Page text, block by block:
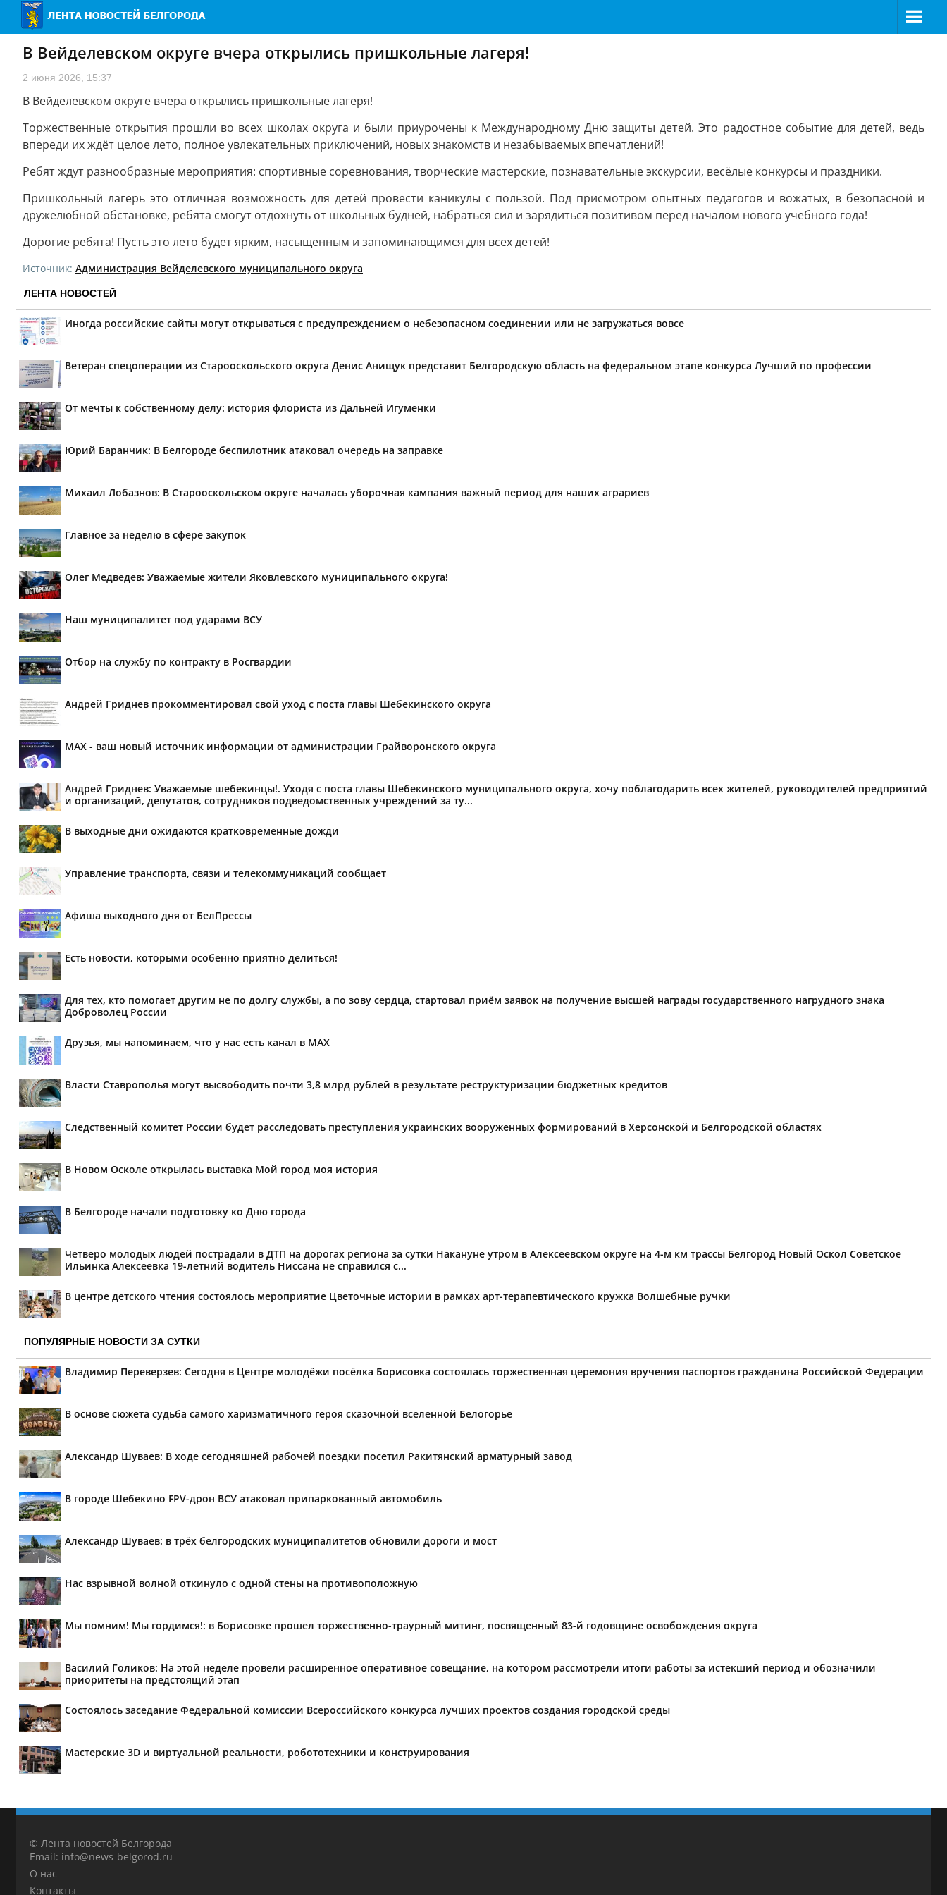
В Вейделевском округе вчера открылись пришкольные лагеря!
2 июня 2026, 15:37
В Вейделевском округе вчера открылись пришкольные лагеря!
Торжественные открытия прошли во всех школах округа и были приурочены к Международному Дню защиты детей. Это радостное событие для детей, ведь
впереди их ждёт целое лето, полное увлекательных приключений, новых знакомств и незабываемых впечатлений!
Ребят ждут разнообразные мероприятия: спортивные соревнования, творческие мастерские, познавательные экскурсии, весёлые конкурсы и праздники.
Пришкольный лагерь это отличная возможность для детей провести каникулы с пользой. Под присмотром опытных педагогов и вожатых, в безопасной и
дружелюбной обстановке, ребята смогут отдохнуть от школьных будней, набраться сил и зарядиться позитивом перед началом нового учебного года!
Дорогие ребята! Пусть это лето будет ярким, насыщенным и запоминающимся для всех детей!
Источник: Администрация Вейделевского муниципального округа
ЛЕНТА НОВОСТЕЙ
Иногда российские сайты могут открываться с предупреждением о небезопасном соединении или не загружаться вовсе
Ветеран спецоперации из Старооскольского округа Денис Анищук представит Белгородскую область на федеральном этапе конкурса Лучший по профессии
От мечты к собственному делу: история флориста из Дальней Игуменки
Юрий Баранчик: В Белгороде беспилотник атаковал очередь на заправке
Михаил Лобазнов: В Старооскольском округе началась уборочная кампания важный период для наших аграриев
Главное за неделю в сфере закупок
Олег Медведев: Уважаемые жители Яковлевского муниципального округа!
Наш муниципалитет под ударами ВСУ
Отбор на службу по контракту в Росгвардии
Андрей Гриднев прокомментировал свой уход с поста главы Шебекинского округа
MAX - ваш новый источник информации от администрации Грайворонского округа
Андрей Гриднев: Уважаемые шебекинцы!. Уходя с поста главы Шебекинского муниципального округа, хочу поблагодарить всех жителей, руководителей предприятий
и организаций, депутатов, сотрудников подведомственных учреждений за ту...
В выходные дни ожидаются кратковременные дожди
Управление транспорта, связи и телекоммуникаций сообщает
Афиша выходного дня от БелПрессы
Есть новости, которыми особенно приятно делиться!
Для тех, кто помогает другим не по долгу службы, а по зову сердца, стартовал приём заявок на получение высшей награды государственного нагрудного знака
Доброволец России
Друзья, мы напоминаем, что у нас есть канал в МАХ
Власти Ставрополья могут высвободить почти 3,8 млрд рублей в результате реструктуризации бюджетных кредитов
Следственный комитет России будет расследовать преступления украинских вооруженных формирований в Херсонской и Белгородской областях
В Новом Осколе открылась выставка Мой город моя история
В Белгороде начали подготовку ко Дню города
Четверо молодых людей пострадали в ДТП на дорогах региона за сутки Накануне утром в Алексеевском округе на 4-м км трассы Белгород Новый Оскол Советское
Ильинка Алексеевка 19-летний водитель Ниссана не справился с...
В центре детского чтения состоялось мероприятие Цветочные истории в рамках арт-терапевтического кружка Волшебные ручки
ПОПУЛЯРНЫЕ НОВОСТИ ЗА СУТКИ
Владимир Переверзев: Сегодня в Центре молодёжи посёлка Борисовка состоялась торжественная церемония вручения паспортов гражданина Российской Федерации
В основе сюжета судьба самого харизматичного героя сказочной вселенной Белогорье
Александр Шуваев: В ходе сегодняшней рабочей поездки посетил Ракитянский арматурный завод
В городе Шебекино FPV-дрон ВСУ атаковал припаркованный автомобиль
Александр Шуваев: в трёх белгородских муниципалитетов обновили дороги и мост
Нас взрывной волной откинуло с одной стены на противоположную
Мы помним! Мы гордимся!: в Борисовке прошел торжественно-траурный митинг, посвященный 83-й годовщине освобождения округа
Василий Голиков: На этой неделе провели расширенное оперативное совещание, на котором рассмотрели итоги работы за истекший период и обозначили
приоритеты на предстоящий этап
Состоялось заседание Федеральной комиссии Всероссийского конкурса лучших проектов создания городской среды
Мастерские 3D и виртуальной реальности, робототехники и конструирования
© Лента новостей Белгорода
Email: info@news-belgorod.ru
О нас
Контакты